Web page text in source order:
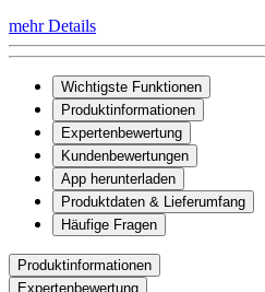
mehr Details
Wichtigste Funktionen
Produktinformationen
Expertenbewertung
Kundenbewertungen
App herunterladen
Produktdaten & Lieferumfang
Häufige Fragen
Produktinformationen
Expertenbewertung